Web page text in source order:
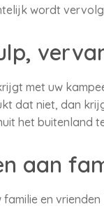
wordt
met uw
dat niet, dan
het buitenland
aan
familie en